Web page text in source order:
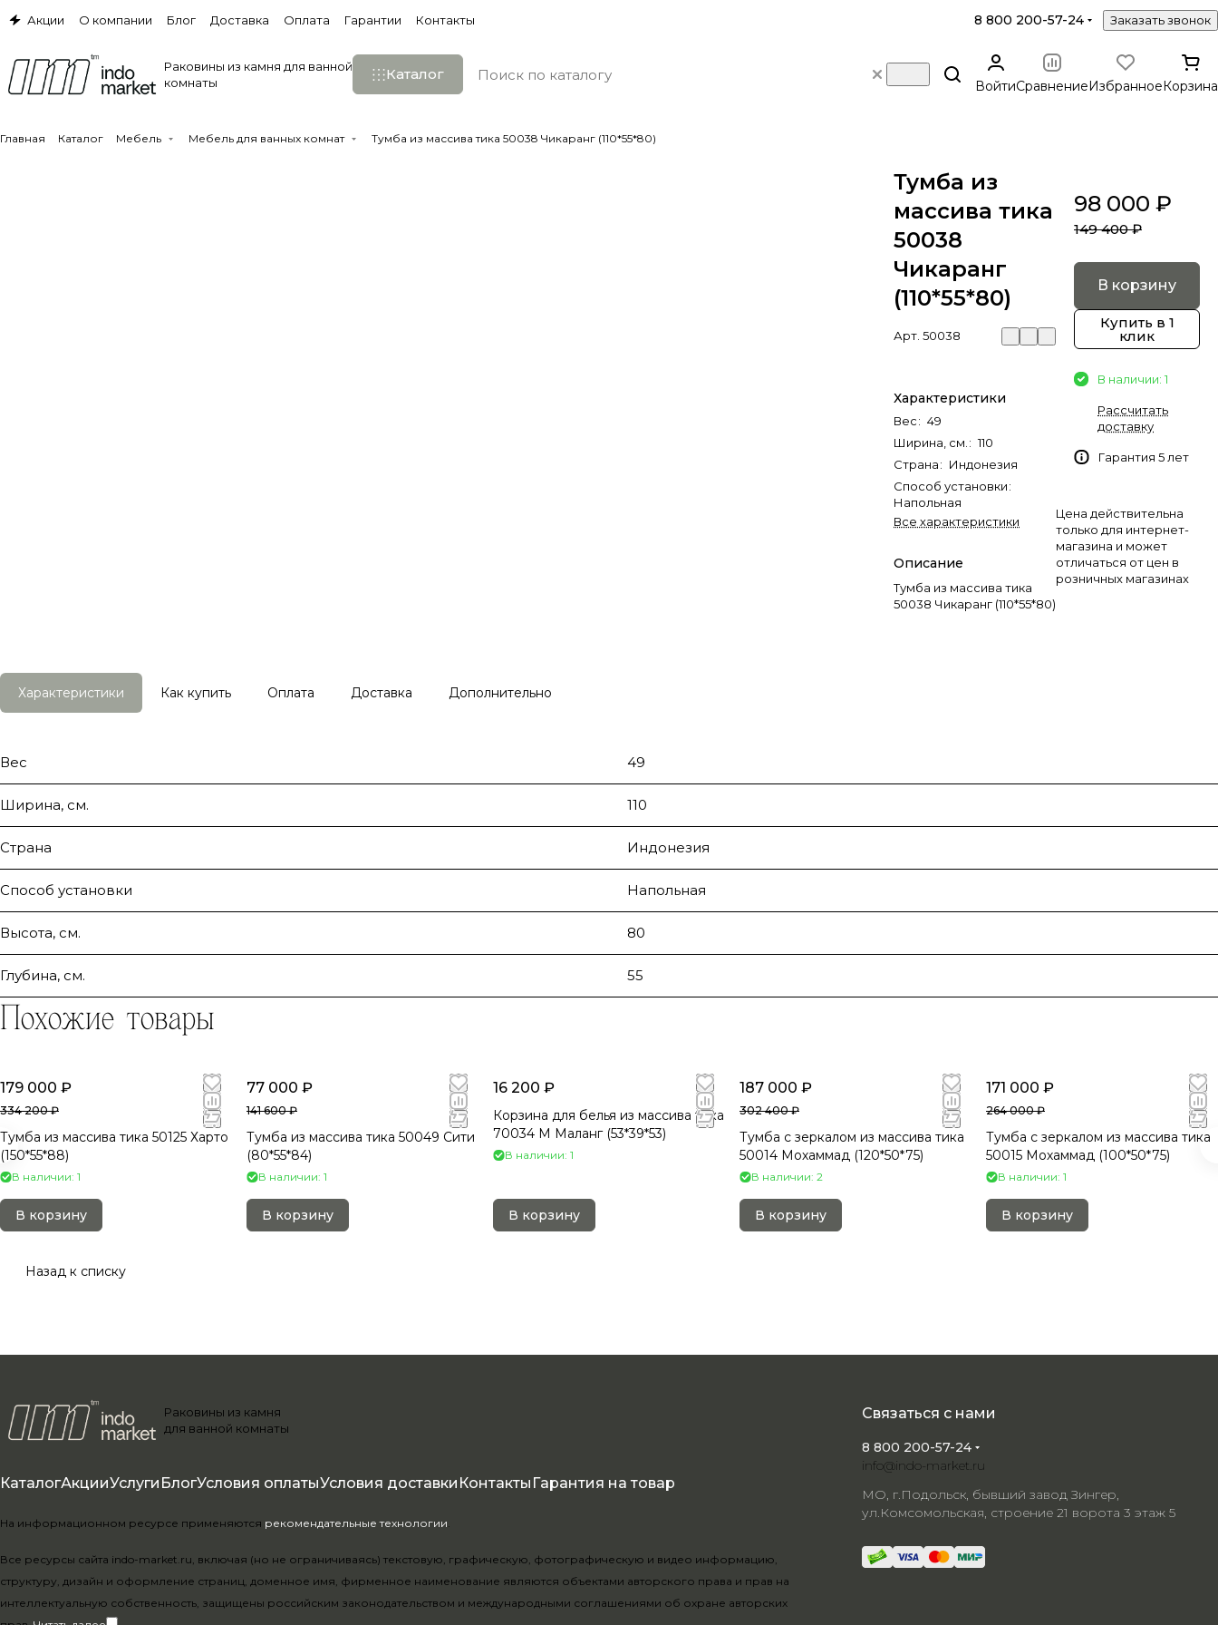
Акции О компании Блог Доставка Оплата Гарантии Контакты 8 800 200-57-24 Заказать звонок
Раковины из камня для ванной
комнаты
Каталог
ВойтиСравнениеИзбранноеКорзина
Главная Каталог Мебель Мебель для ванных комнат Тумба из массива тика 50038 Чикаранг (110*55*80)
Тумба из
массива тика
50038
Чикаранг
(110*55*80)
Арт. 50038
Характеристики
Вес: 49
Ширина, см. : 110
Страна: Индонезия
Способ установки:
Напольная
Все характеристики
Описание
Тумба из массива тика
50038 Чикаранг (110*55*80)
98 000 ₽
149 400 ₽
В корзину
Купить в 1
клик
В наличии: 1
Рассчитать
доставку
Гарантия 5 лет
Цена действительна
только для интернет-
магазина и может
отличаться от цен в
розничных магазинах
Характеристики Как купить Оплата Доставка Дополнительно
Вес 49
Ширина, см. 110
Страна Индонезия
Способ установки Напольная
Высота, см. 80
Глубина, см. 55
Похожие товары
179 000 ₽
334 200 ₽
Тумба из массива тика 50125 Харто
(150*55*88)
В наличии: 1
В корзину
77 000 ₽
141 600 ₽
Тумба из массива тика 50049 Сити
(80*55*84)
В наличии: 1
В корзину
16 200 ₽
Корзина для белья из массива тика
70034 M Маланг (53*39*53)
В наличии: 1
В корзину
187 000 ₽
302 400 ₽
Тумба с зеркалом из массива тика
50014 Мохаммад (120*50*75)
В наличии: 2
В корзину
171 000 ₽
264 000 ₽
Тумба с зеркалом из массива тика
50015 Мохаммад (100*50*75)
В наличии: 1
В корзину
Назад к списку
Раковины из камня
для ванной комнаты
КаталогАкцииУслуги БлогУсловия оплатыУсловия доставки Контакты Гарантия на товар
На информационном ресурсе применяются рекомендательные технологии.
Все ресурсы сайта indo-market.ru, включая (но не ограничиваясь) текстовую, графическую, фотографическую и видео информацию,
структуру, дизайн и оформление страниц, доменное имя, фирменное наименование являются объектами авторского права и прав на
интеллектуальную собственность, защищены российским законодательством и международными соглашениями об охране авторских
Связаться с нами
8 800 200-57-24
info@indo-market.ru
МО, г.Подольск, бывший завод Зингер,
ул.Комсомольская, строение 21 ворота 3 этаж 5